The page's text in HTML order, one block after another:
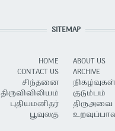
SITEMAP
HOME
CONTACT US
சிந்தனை
திருவிவிலியம்
புதியமனிதர்
பூவுலகு
ABOUT US
ARCHIVE
நிகழ்வுகள்
குடும்பம்
திருஅவை